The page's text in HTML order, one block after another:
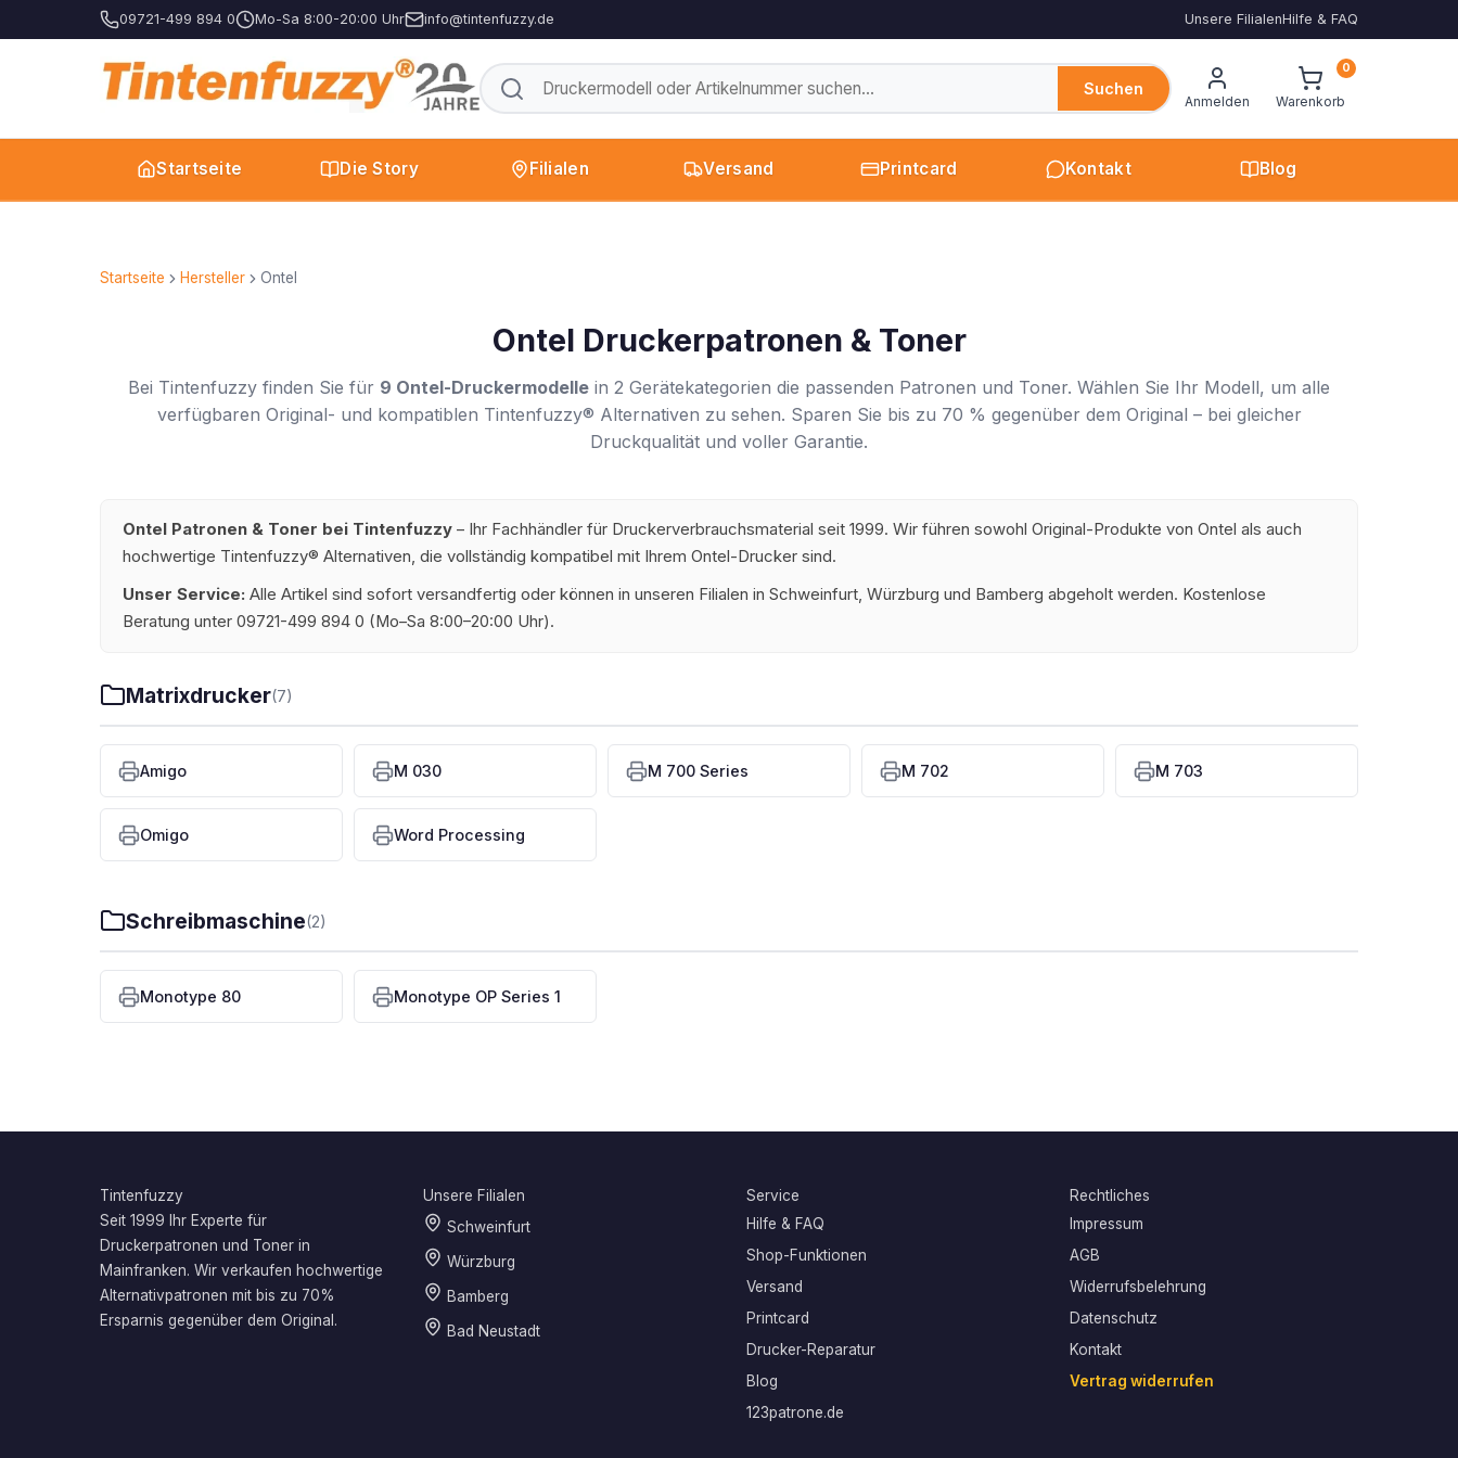
09721-499 894 0 Mo-Sa 8:00-20:00 Uhr info@tintenfuzzy.de Unsere FilialenHilfe & FAQ
Suchen
Anmelden Warenkorb
0
Startseite Die Story Filialen Versand Printcard Kontakt Blog
Startseite Hersteller Ontel
Ontel Druckerpatronen & Toner
Bei Tintenfuzzy finden Sie für 9 Ontel-Druckermodelle in 2 Gerätekategorien die passenden Patronen und Toner. Wählen Sie Ihr Modell, um alle
verfügbaren Original- und kompatiblen Tintenfuzzy® Alternativen zu sehen. Sparen Sie bis zu 70 % gegenüber dem Original – bei gleicher
Druckqualität und voller Garantie.
Ontel Patronen & Toner bei Tintenfuzzy – Ihr Fachhändler für Druckerverbrauchsmaterial seit 1999. Wir führen sowohl Original-Produkte von Ontel als auch
hochwertige Tintenfuzzy® Alternativen, die vollständig kompatibel mit Ihrem Ontel-Drucker sind.
Unser Service: Alle Artikel sind sofort versandfertig oder können in unseren Filialen in Schweinfurt, Würzburg und Bamberg abgeholt werden. Kostenlose
Beratung unter 09721-499 894 0 (Mo–Sa 8:00–20:00 Uhr).
Matrixdrucker(7)
Amigo M 030 M 700 Series M 702 M 703
Omigo Word Processing
Schreibmaschine(2)
Monotype 80 Monotype OP Series 1
Tintenfuzzy
Seit 1999 Ihr Experte für
Druckerpatronen und Toner in
Mainfranken. Wir verkaufen hochwertige
Alternativpatronen mit bis zu 70%
Ersparnis gegenüber dem Original.
Unsere Filialen
Schweinfurt
Würzburg
Bamberg
Bad Neustadt
Service
Hilfe & FAQ
Shop-Funktionen
Versand
Printcard
Drucker-Reparatur
Blog
123patrone.de
Rechtliches
Impressum
AGB
Widerrufsbelehrung
Datenschutz
Kontakt
Vertrag widerrufen